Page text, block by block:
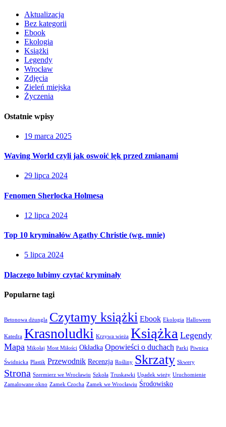
Aktualizacja
Bez kategorii
Ebook
Ekologia
Książki
Legendy
Wrocław
Zdjęcia
Zieleń miejska
Życzenia
Ostatnie wpisy
19 marca 2025
Waving World czyli jak oswoić lęk przed zmianami
29 lipca 2024
Fenomen Sherlocka Holmesa
12 lipca 2024
Top 10 kryminałów Agathy Christie (wg. mnie)
5 lipca 2024
Dlaczego lubimy czytać kryminały
Popularne tagi
Betonowa dżungla Czytamy książki Ebook Ekologia Halloween
Katedra Krasnoludki Krzywa wieża Książka Legendy
Mapa Mikołaj Most Miłości Okładka Opowieści o duchach Parki Piwnica
Świdnicka Plastik Przewodnik Recenzja Rośliny Skrzaty Skwery
Strona Szermierz we Wrocławiu Szkoła Truskawki Upadek wieży Uruchomienie
Zamalowane okno Zamek Czocha Zamek we Wrocławiu Środowisko